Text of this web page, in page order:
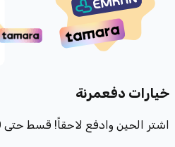
خيارات دفعمرنة
اشتر الحين وادفع لاحقاً! قسط حتى 50,000 ريال على 12 دفعة